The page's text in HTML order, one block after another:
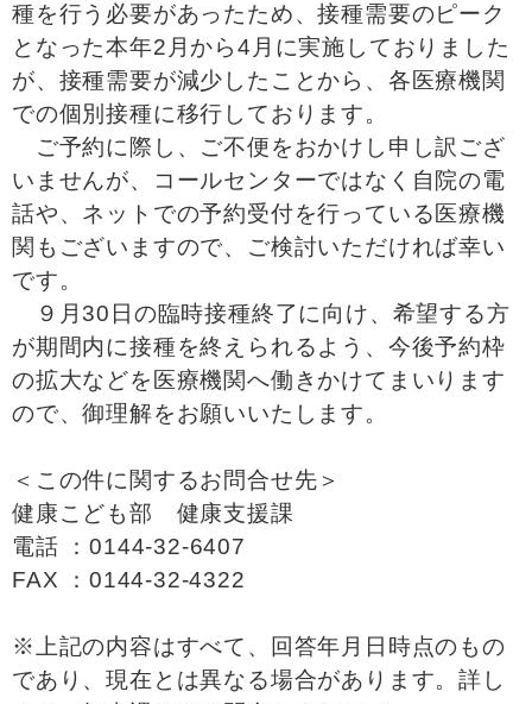
種を行う必要があったため、接種需要のピーク
となった本年2月から4月に実施しておりました
が、接種需要が減少したことから、各医療機関
での個別接種に移行しております。
ご予約に際し、ご不便をおかけし申し訳ござ
いませんが、コールセンターではなく自院の電
話や、ネットでの予約受付を行っている医療機
関もございますので、ご検討いただければ幸い
です。
９月30日の臨時接種終了に向け、希望する方
が期間内に接種を終えられるよう、今後予約枠
の拡大などを医療機関へ働きかけてまいります
ので、御理解をお願いいたします。
＜この件に関するお問合せ先＞
健康こども部 健康支援課
電話 ：0144-32-6407
FAX ：0144-32-4322
※上記の内容はすべて、回答年月日時点のもの
であり、現在とは異なる場合があります。詳し